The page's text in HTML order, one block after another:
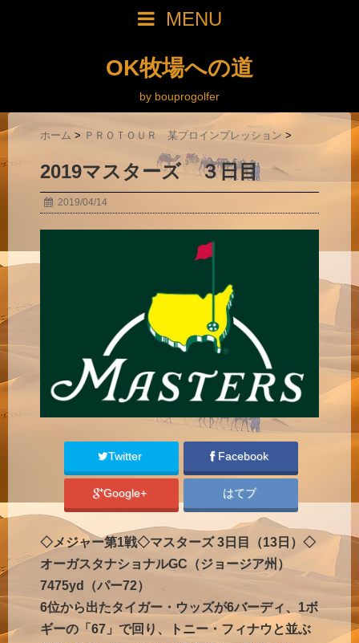
MENU
OK牧場への道
by bouprogolfer
ホーム > ＰＲＯＴＯＵＲ 某プロインプレッション >
2019マスターズ ３日目
2019/04/14
Twitter Facebook
Google+ はてブ
◇メジャー第1戦◇マスターズ 3日目（13日）◇
オーガスタナショナルGC（ジョージア州）
7475yd（パー72）
6位から出たタイガー・ウッズが6バーディ、1ボ
ギーの「67」で回り、トニー・フィナウと並ぶ